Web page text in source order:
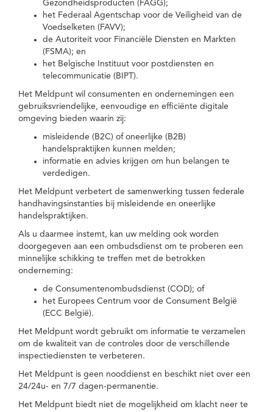
Gezondheidsproducten (FAGG);
het Federaal Agentschap voor de Veiligheid van de
Voedselketen (FAVV);
de Autoriteit voor Financiële Diensten en Markten
(FSMA); en
het Belgische Instituut voor postdiensten en
telecommunicatie (BIPT).
Het Meldpunt wil consumenten en ondernemingen een
gebruiksvriendelijke, eenvoudige en efficiënte digitale
omgeving bieden waarin zij:
misleidende (B2C) of oneerlijke (B2B)
handelspraktijken kunnen melden;
informatie en advies krijgen om hun belangen te
verdedigen.
Het Meldpunt verbetert de samenwerking tussen federale
handhavingsinstanties bij misleidende en oneerlijke
handelspraktijken.
Als u daarmee instemt, kan uw melding ook worden
doorgegeven aan een ombudsdienst om te proberen een
minnelijke schikking te treffen met de betrokken
onderneming:
de Consumentenombudsdienst (COD); of
het Europees Centrum voor de Consument België
(ECC België).
Het Meldpunt wordt gebruikt om informatie te verzamelen
om de kwaliteit van de controles door de verschillende
inspectiediensten te verbeteren.
Het Meldpunt is geen nooddienst en beschikt niet over een
24/24u- en 7/7 dagen-permanentie.
Het Meldpunt biedt niet de mogelijkheid om klacht neer te